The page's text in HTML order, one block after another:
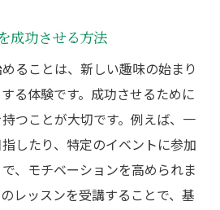
成功させる方法
ることは、新しい趣味の始まり
る体験です。成功させるために
つことが大切です。例えば、一
したり、特定のイベントに参加
、モチベーションを高められま
レッスンを受講することで、基